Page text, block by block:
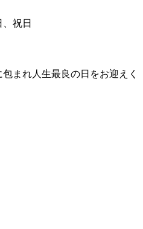
祝日
まれ人生最良の日をお迎えく